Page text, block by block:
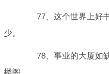
77、这个世界上好书
少。
78、事业的大厦如缺
楼阁。